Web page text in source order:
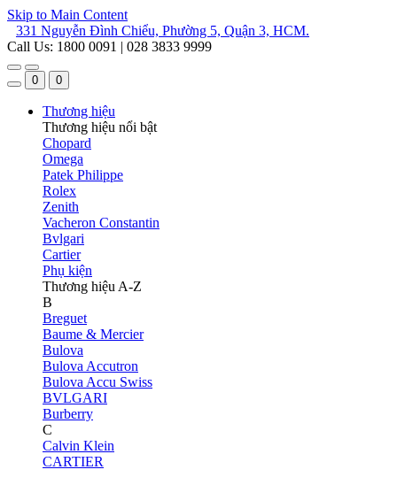
Skip to Main Content
331 Nguyễn Đình Chiểu, Phường 5, Quận 3, HCM.
Call Us: 1800 0091 | 028 3833 9999
0 0
Thương hiệu
Thương hiệu nổi bật
Chopard
Omega
Patek Philippe
Rolex
Zenith
Vacheron Constantin
Bvlgari
Cartier
Phụ kiện
Thương hiệu A-Z
B
Breguet
Baume & Mercier
Bulova
Bulova Accutron
Bulova Accu Swiss
BVLGARI
Burberry
C
Calvin Klein
CARTIER